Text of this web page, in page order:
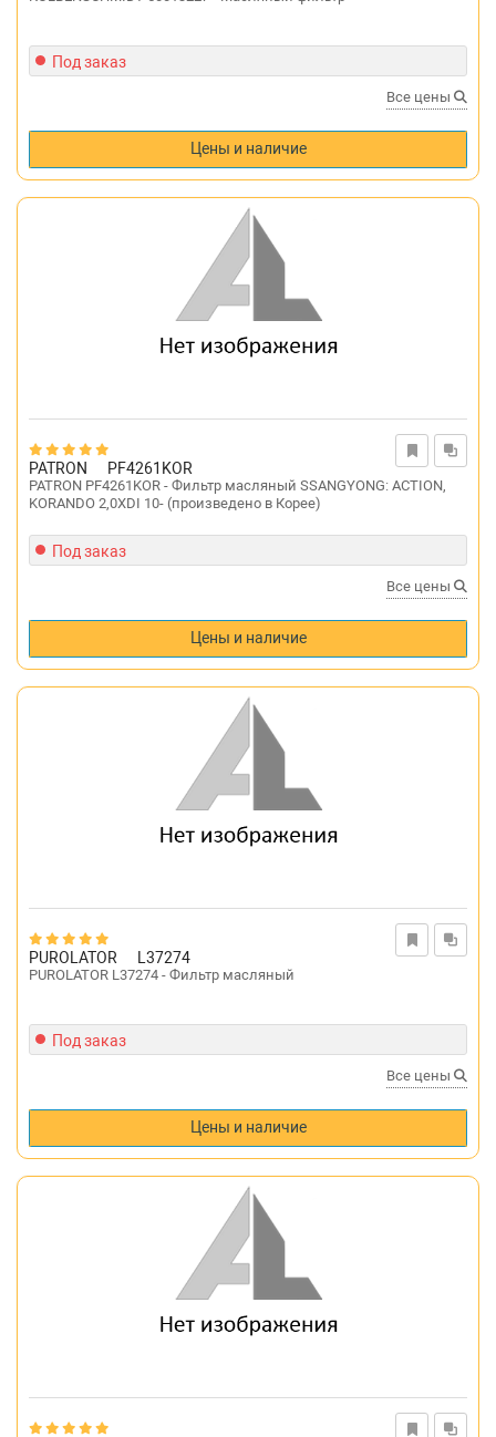
Под заказ
Все цены
Цены и наличие
PATRON PF4261KOR
PATRON PF4261KOR - Фильтр масляный SSANGYONG: ACTION,
KORANDO 2,0XDI 10- (произведено в Корее)
Под заказ
Все цены
Цены и наличие
PUROLATOR L37274
PUROLATOR L37274 - Фильтр масляный
Под заказ
Все цены
Цены и наличие